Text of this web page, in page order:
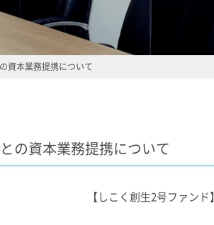
資本業務提携について
の資本業務提携について
【しこく創生2号ファンド】